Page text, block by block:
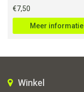
€7,50
Meer informatie
Winkel